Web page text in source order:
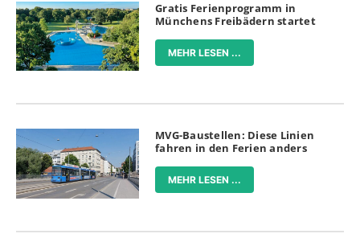
Gratis Ferienprogramm in
Münchens Freibädern startet
MEHR LESEN ...
MVG-Baustellen: Diese Linien
fahren in den Ferien anders
MEHR LESEN ...